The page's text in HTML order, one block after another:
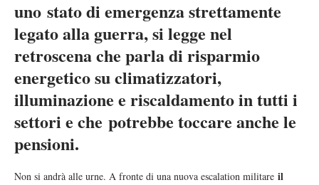
uno stato di emergenza strettamente
legato alla guerra, si legge nel
retroscena che parla di risparmio
energetico su climatizzatori,
illuminazione e riscaldamento in tutti i
settori e che potrebbe toccare anche le
pensioni.
Non si andrà alle urne. A fronte di una nuova escalation militare il